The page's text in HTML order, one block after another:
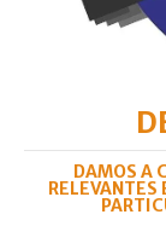
DAMOS A